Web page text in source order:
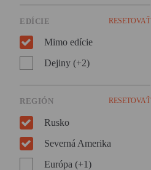
EDÍCIE RESETOVAŤ
Mimo edície
Dejiny (+2)
REGIÓN RESETOVAŤ
Rusko
Severná Amerika
Európa (+1)